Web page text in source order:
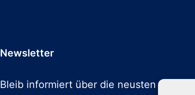
Newsletter
Bleib informiert über die neusten